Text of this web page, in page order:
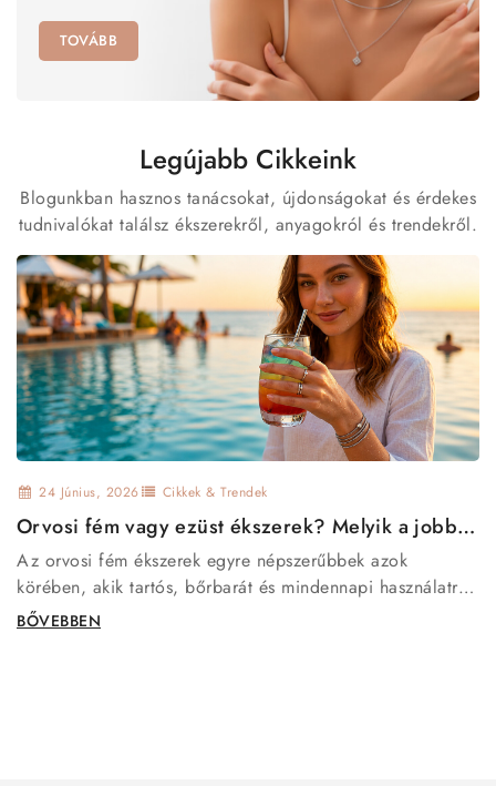
TOVÁBB
Legújabb Cikkeink
Blogunkban hasznos tanácsokat, újdonságokat és érdekes
tudnivalókat találsz ékszerekről, anyagokról és trendekről.
24 Június, 2026 Cikkek & Trendek
Orvosi fém vagy ezüst ékszerek? Melyik a jobb
választás hosszú távra?
Az orvosi fém ékszerek egyre népszerűbbek azok
körében, akik tartós, bőrbarát és mindennapi használatra
is kényelmes ékszert keresnek. De vajon...
BŐVEBBEN